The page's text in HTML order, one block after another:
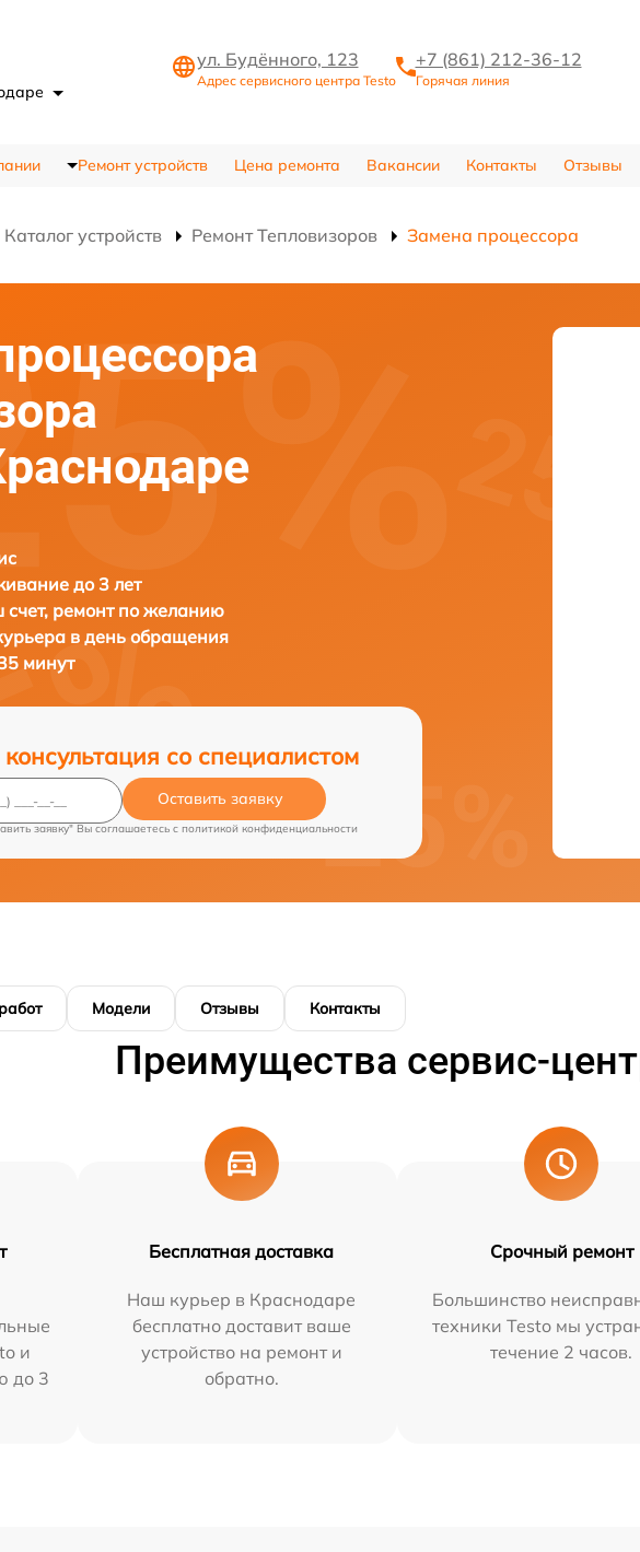
ул. Будённого, 123
Адрес сервисного центра Testo
+7 (861) 212-36-12
Горячая линия
Ремонт устройств Цена ремонта Вакансии Контакты Отзывы
Каталог устройств Ремонт Тепловизоров Замена процессора
до 3 лет
ремонт по желанию
в день обращения
минут
со специалистом
Оставить заявку
заявку" Вы соглашаетесь c политикой конфиденциальности
Модели Отзывы Контакты
Преимущества сервис-
и
до 3
Бесплатная доставка
Наш курьер в Краснодаре
бесплатно доставит ваше
устройство на ремонт и
обратно.
Срочный ремонт
Большинство
техники Testo мы
течение 2 часов.